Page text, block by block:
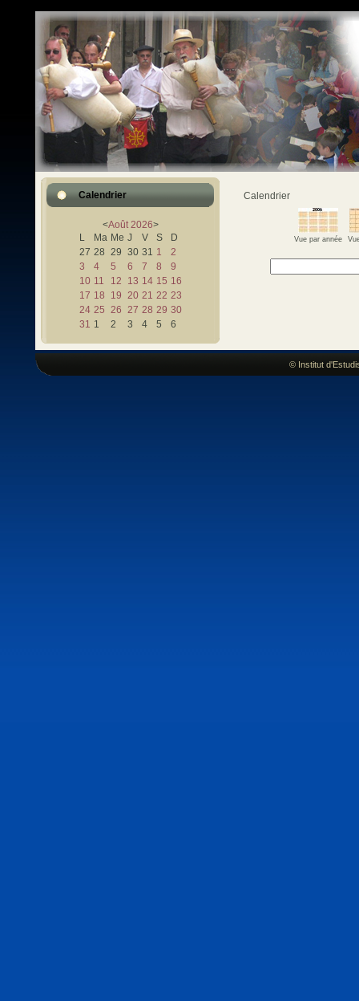
Calendrier
<Août 2026>
L
Ma Me J V S
D
27 28 29 30 31 1
2
3
4 5 6 7 8
9
10 11 12 13 14 15 16
17 18 19 20 21 22 23
24 25 26 27 28 29 30
31 1 2 3 4 5 6
Calendrier
Vue par année
© Institut